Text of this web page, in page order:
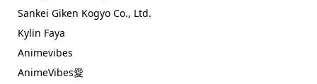
Sankei Giken Kogyo Co., Ltd.
Kylin Faya
Animevibes
AnimeVibes愛